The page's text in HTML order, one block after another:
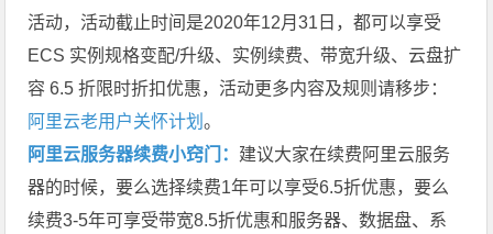
活动，活动截止时间是2020年12月31日，都可以享受
ECS 实例规格变配/升级、实例续费、带宽升级、云盘扩
容 6.5 折限时折扣优惠，活动更多内容及规则请移步：
阿里云老用户关怀计划。
阿里云服务器续费小窍门： 建议大家在续费阿里云服务
器的时候，要么选择续费1年可以享受6.5折优惠，要么
续费3-5年可享受带宽8.5折优惠和服务器、数据盘、系